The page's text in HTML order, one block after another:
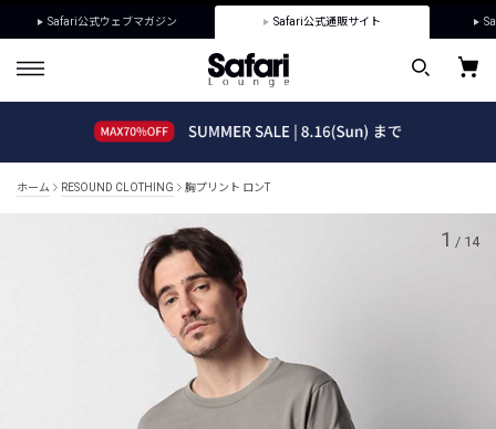
Safari公式ウェブマガジン Safari公式通販サイト
ホーム RESOUND CLOTHING 胸プリント ロンT
1 / 14